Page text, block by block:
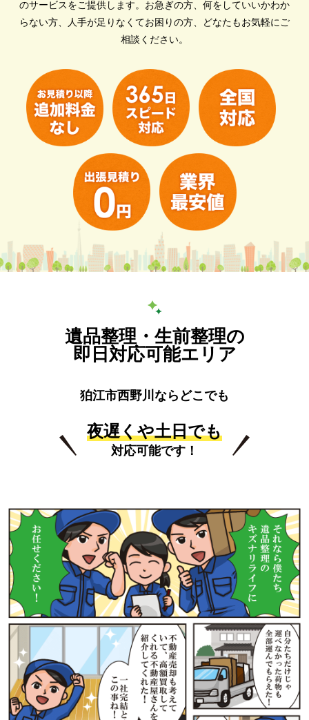
のサービスをご提供します。 お急ぎの方、何をしていいかわか
らない方、人手が足りなくてお困りの方、どなたもお気軽にご
相談ください。
遺品整理・生前整理の
即日対応可能エリア
狛江市西野川ならどこでも
夜遅くや土日でも
対応可能です！